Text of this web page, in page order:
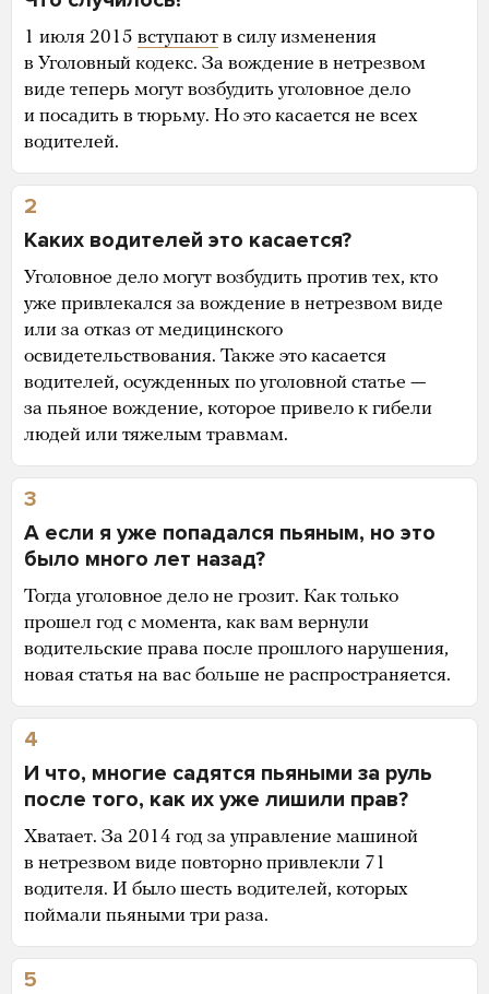
1 июля 2015 вступают в силу изменения
в Уголовный кодекс. За вождение в нетрезвом
виде теперь могут возбудить уголовное дело
и посадить в тюрьму. Но это касается не всех
водителей.
2
Каких водителей это касается?
Уголовное дело могут возбудить против тех, кто
уже привлекался за вождение в нетрезвом виде
или за отказ от медицинского
освидетельствования. Также это касается
водителей, осужденных по уголовной статье —
за пьяное вождение, которое привело к гибели
людей или тяжелым травмам.
3
А если я уже попадался пьяным, но это
было много лет назад?
Тогда уголовное дело не грозит. Как только
прошел год с момента, как вам вернули
водительские права после прошлого нарушения,
новая статья на вас больше не распространяется.
4
И что, многие садятся пьяными за руль
после того, как их уже лишили прав?
Хватает. За 2014 год за управление машиной
в нетрезвом виде повторно привлекли 71
водителя. И было шесть водителей, которых
поймали пьяными три раза.
5